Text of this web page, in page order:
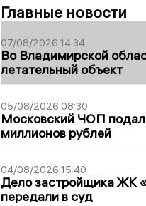
Главные новости
07/08/2026 14:34
Во Владимирской
летательный объект
05/08/2026 08:30
Московский ЧОП
миллионов рублей
04/08/2026 15:40
Дело застройщика ЖК
передали в суд